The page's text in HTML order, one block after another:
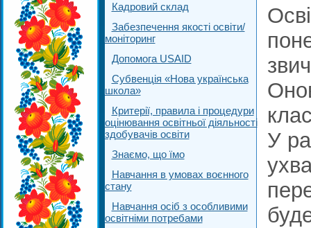
Кадровий склад
Забезпечення якості освіти/
моніторинг
Допомога USAID
Субвенція «Нова українська
школа»
Критерії, правила і процедури
оцінювання освітньої діяльності
здобувачів освіти
Знаємо, що їмо
Навчання в умовах воєнного
стану
Навчання осіб з особливими
освітніми потребами
У